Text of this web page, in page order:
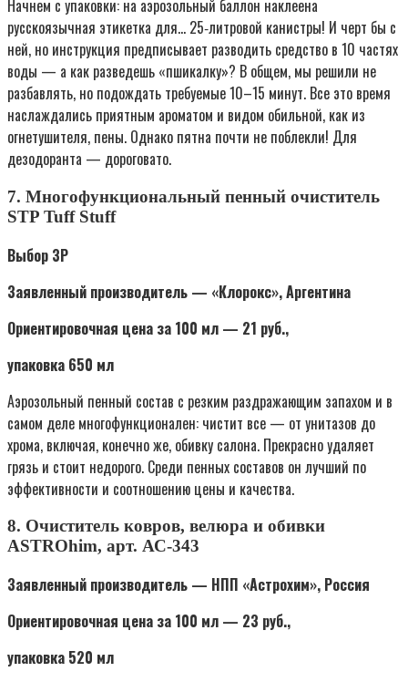
Начнем с упаковки: на аэрозольный баллон наклеена
русскоязычная этикетка для… 25‑литровой канистры! И черт бы с
ней, но инструкция предписывает разводить средство в 10 частях
воды — а как разведешь «пшикалку»? В общем, мы решили не
разбавлять, но подождать требуемые 10–15 минут. Все это время
наслаждались приятным ароматом и видом обильной, как из
огнетушителя, пены. Однако пятна почти не поблекли! Для
дезодоранта — дороговато.
7. Многофункциональный пенный очиститель
STP Tuff Stuff
Выбор ЗР
Заявленный производитель — «Клорокс», Аргентина
Ориентировочная цена за 100 мл — 21 руб.,
упаковка 650 мл
Аэрозольный пенный состав с резким раздражающим запахом и в
самом деле многофункционален: чистит все — от унитазов до
хрома, включая, конечно же, обивку салона. Прекрасно удаляет
грязь и стоит недорого. Среди пенных составов он лучший по
эффективности и соотношению цены и качества.
8. Очиститель ковров, велюра и обивки
ASTROhim, арт. АС-343
Заявленный производитель — НПП «Астрохим», Россия
Ориентировочная цена за 100 мл — 23 руб.,
упаковка 520 мл